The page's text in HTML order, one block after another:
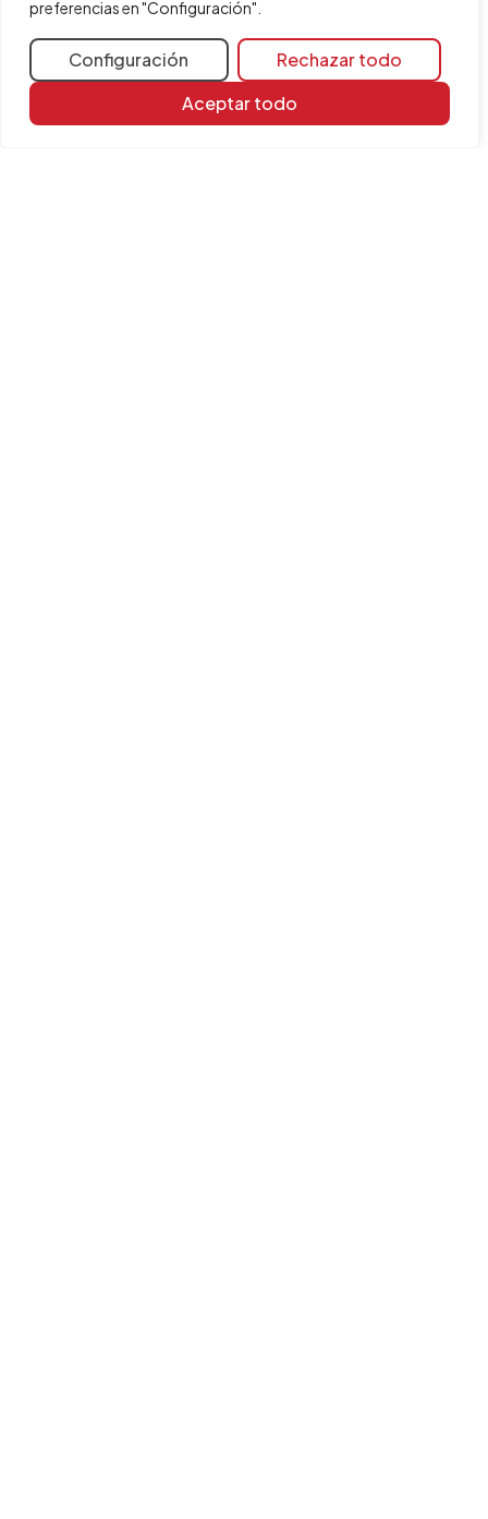
preferencias en "Configuración".
Configuración
Rechazar todo
Aceptar todo
Recursos de
incorrecta